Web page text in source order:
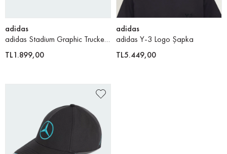
adidas
adidas Stadium Graphic Trucker Şapka
TL1.899,00
adidas
adidas Y-3 Logo Şapka
TL5.449,00